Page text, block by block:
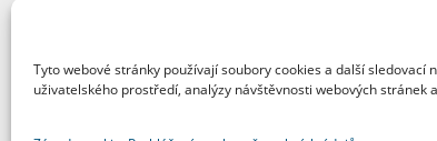
Tyto webové stránky používají soubory cookies a další sledovací
uživatelského prostředí, analýzy návštěvnosti webových stránek